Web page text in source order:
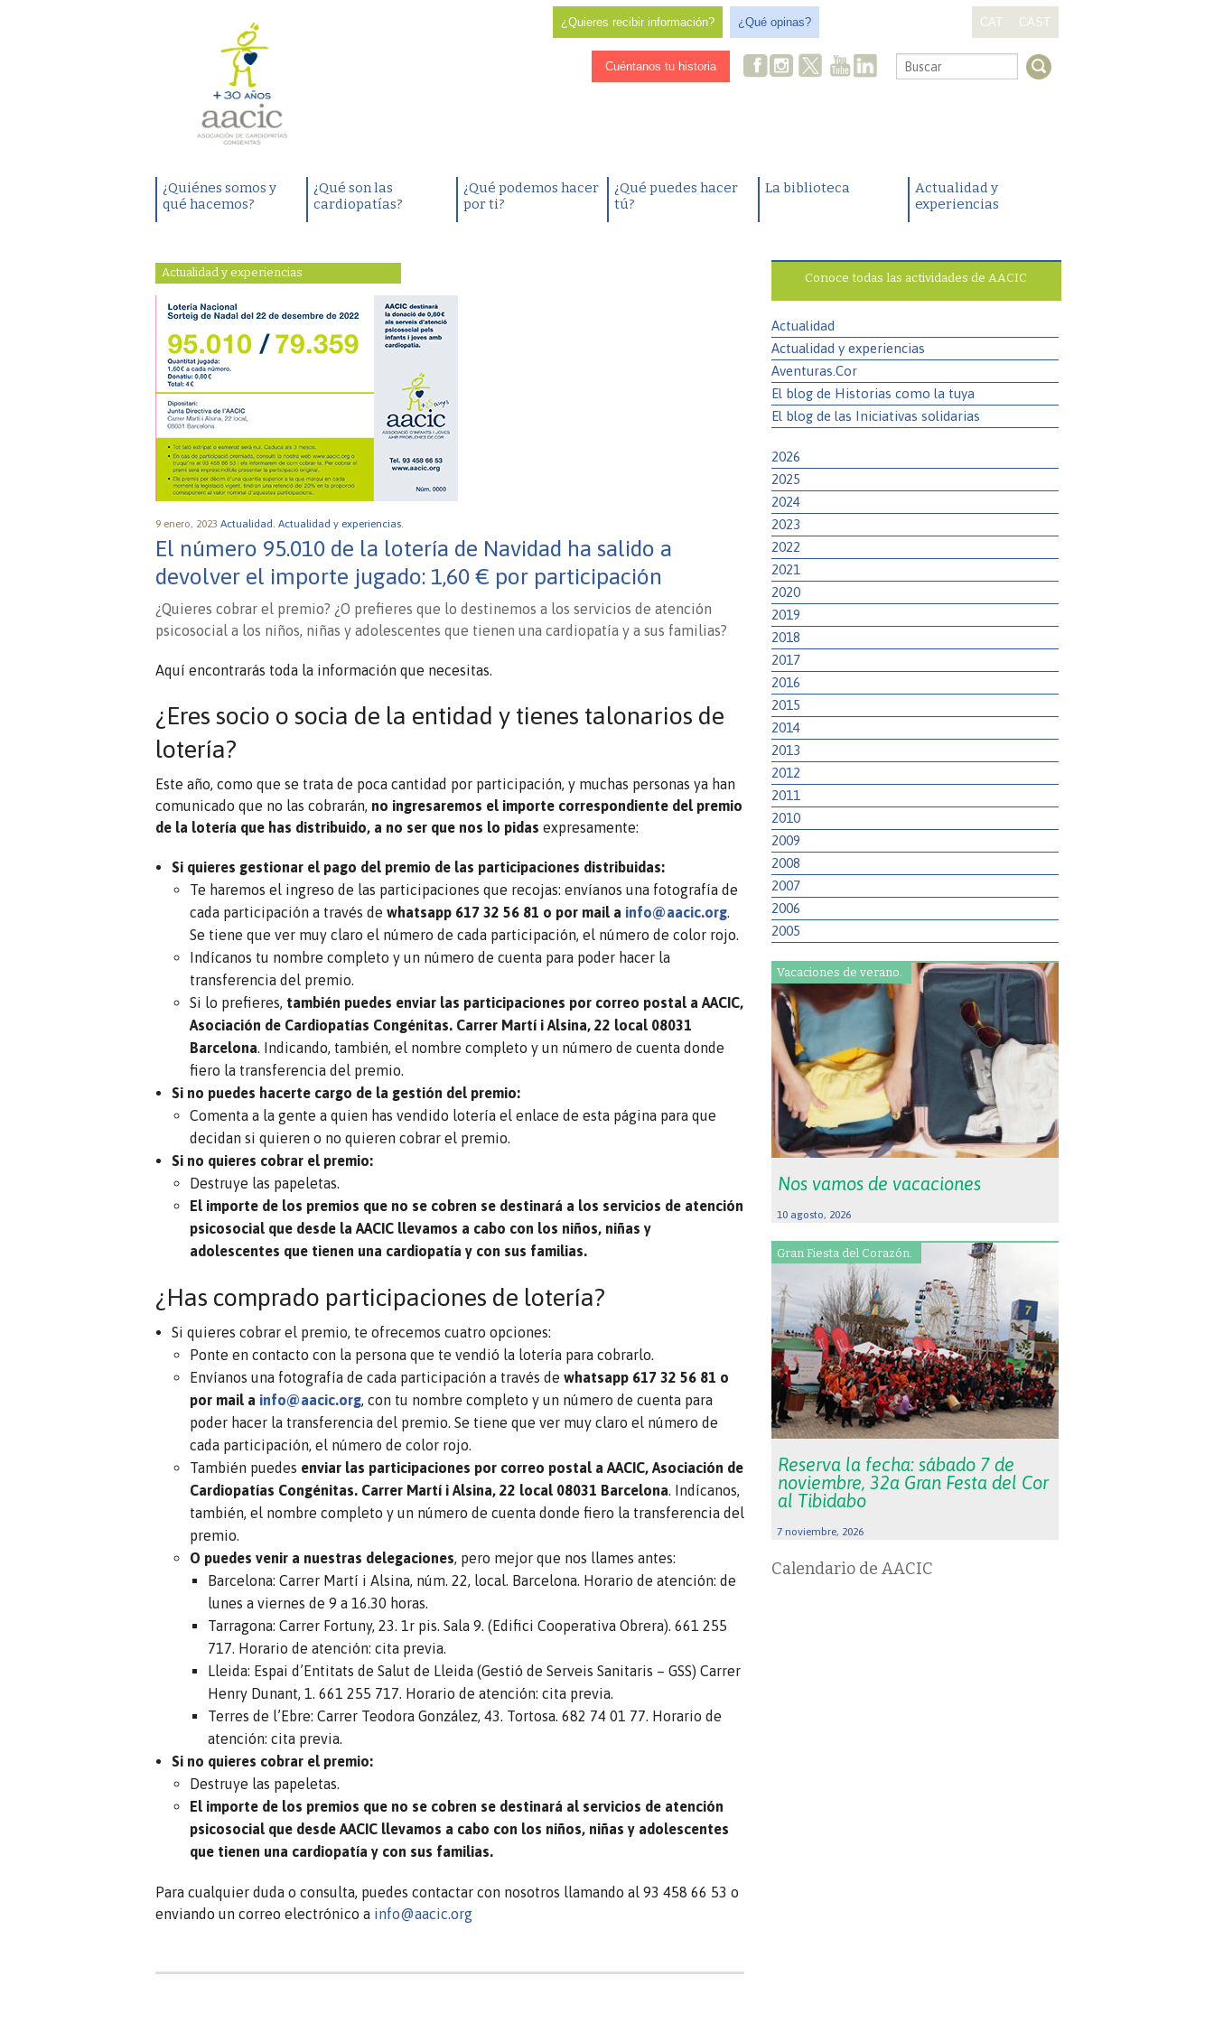
¿Quieres recibir información? ¿Qué opinas? CAT CAST
Cuéntanos tu historia .
¿Quiénes somos y
qué hacemos?
¿Qué son las
cardiopatías?
¿Qué podemos hacer
por ti?
¿Qué puedes hacer
tú?
La biblioteca
Actualidad y
experiencias
Actualidad y experiencias
9 enero, 2023 Actualidad. Actualidad y experiencias.
El número 95.010 de la lotería de Navidad ha salido a
devolver el importe jugado: 1,60 € por participación
¿Quieres cobrar el premio? ¿O prefieres que lo destinemos a los servicios de atención
psicosocial a los niños, niñas y adolescentes que tienen una cardiopatía y a sus familias?
Aquí encontrarás toda la información que necesitas.
¿Eres socio o socia de la entidad y tienes talonarios de
lotería?
Este año, como que se trata de poca cantidad por participación, y muchas personas ya han
comunicado que no las cobrarán, no ingresaremos el importe correspondiente del premio
de la lotería que has distribuido, a no ser que nos lo pidas expresamente:
Si quieres gestionar el pago del premio de las participaciones distribuidas:
Te haremos el ingreso de las participaciones que recojas: envíanos una fotografía de
cada participación a través de whatsapp 617 32 56 81 o por mail a info@aacic.org.
Se tiene que ver muy claro el número de cada participación, el número de color rojo.
Indícanos tu nombre completo y un número de cuenta para poder hacer la
transferencia del premio.
Si lo prefieres, también puedes enviar las participaciones por correo postal a AACIC,
Asociación de Cardiopatías Congénitas. Carrer Martí i Alsina, 22 local 08031
Barcelona. Indicando, también, el nombre completo y un número de cuenta donde
fiero la transferencia del premio.
Si no puedes hacerte cargo de la gestión del premio:
Comenta a la gente a quien has vendido lotería el enlace de esta página para que
decidan si quieren o no quieren cobrar el premio.
Si no quieres cobrar el premio:
Destruye las papeletas.
El importe de los premios que no se cobren se destinará a los servicios de atención
psicosocial que desde la AACIC llevamos a cabo con los niños, niñas y
adolescentes que tienen una cardiopatía y con sus familias.
¿Has comprado participaciones de lotería?
Si quieres cobrar el premio, te ofrecemos cuatro opciones:
Ponte en contacto con la persona que te vendió la lotería para cobrarlo.
Envíanos una fotografía de cada participación a través de whatsapp 617 32 56 81 o
por mail a info@aacic.org, con tu nombre completo y un número de cuenta para
poder hacer la transferencia del premio. Se tiene que ver muy claro el número de
cada participación, el número de color rojo.
También puedes enviar las participaciones por correo postal a AACIC, Asociación de
Cardiopatías Congénitas. Carrer Martí i Alsina, 22 local 08031 Barcelona. Indícanos,
también, el nombre completo y un número de cuenta donde fiero la transferencia del
premio.
O puedes venir a nuestras delegaciones, pero mejor que nos llames antes:
Barcelona: Carrer Martí i Alsina, núm. 22, local. Barcelona. Horario de atención: de
lunes a viernes de 9 a 16.30 horas.
Tarragona: Carrer Fortuny, 23. 1r pis. Sala 9. (Edifici Cooperativa Obrera). 661 255
717. Horario de atención: cita previa.
Lleida: Espai d’Entitats de Salut de Lleida (Gestió de Serveis Sanitaris – GSS) Carrer
Henry Dunant, 1. 661 255 717. Horario de atención: cita previa.
Terres de l’Ebre: Carrer Teodora González, 43. Tortosa. 682 74 01 77. Horario de
atención: cita previa.
Si no quieres cobrar el premio:
Destruye las papeletas.
El importe de los premios que no se cobren se destinará al servicios de atención
psicosocial que desde AACIC llevamos a cabo con los niños, niñas y adolescentes
que tienen una cardiopatía y con sus familias.
Para cualquier duda o consulta, puedes contactar con nosotros llamando al 93 458 66 53 o
enviando un correo electrónico a info@aacic.org
Conoce todas las actividades de AACIC
Actualidad
Actualidad y experiencias
Aventuras.Cor
El blog de Historias como la tuya
El blog de las Iniciativas solidarias
2026
2025
2024
2023
2022
2021
2020
2019
2018
2017
2016
2015
2014
2013
2012
2011
2010
2009
2008
2007
2006
2005
Vacaciones de verano.
Nos vamos de vacaciones
10 agosto, 2026
Gran Fiesta del Corazón.
Reserva la fecha: sábado 7 de
noviembre, 32a Gran Festa del Cor
al Tibidabo
7 noviembre, 2026
Calendario de AACIC